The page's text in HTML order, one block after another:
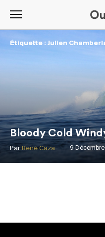
Étiquette : Julien
Bloody Cold
9
Par René Caza